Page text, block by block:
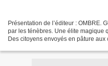
Présentation de l’éditeur : OMBRE.
par les ténèbres. Une élite magique
Des citoyens envoyés en pâture aux